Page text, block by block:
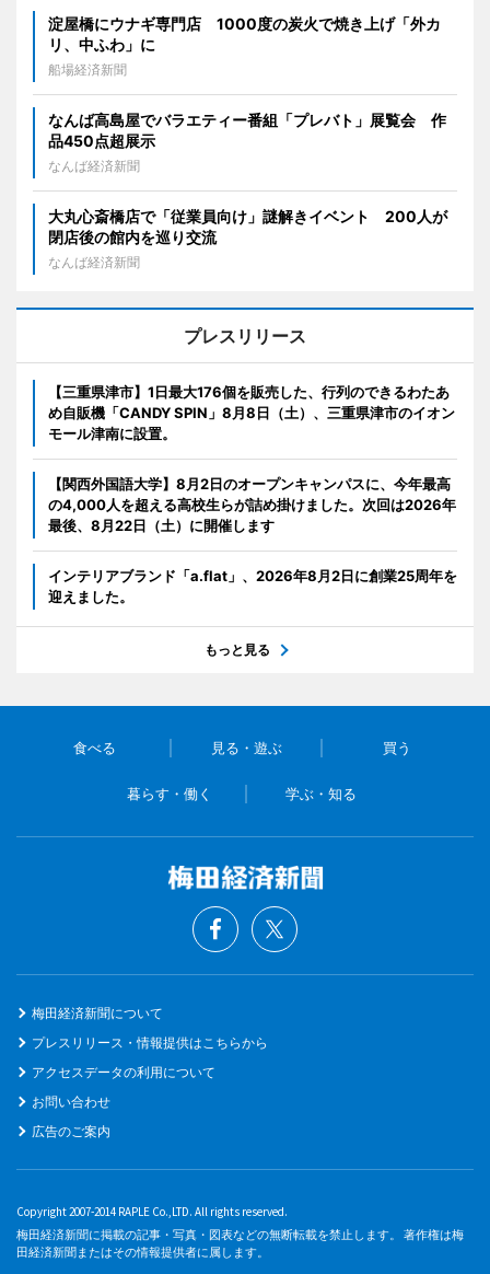
淀屋橋にウナギ専門店 1000度の炭火で焼き上げ「外カ
リ、中ふわ」に
船場経済新聞
なんば高島屋でバラエティー番組「プレバト」展覧会 作
品450点超展示
なんば経済新聞
大丸心斎橋店で「従業員向け」謎解きイベント 200人が
閉店後の館内を巡り交流
なんば経済新聞
プレスリリース
【三重県津市】1日最大176個を販売した、行列のできるわたあ
め自販機「CANDY SPIN」8月8日（土）、三重県津市のイオン
モール津南に設置。
【関西外国語大学】8月2日のオープンキャンパスに、今年最高
の4,000人を超える高校生らが詰め掛けました。次回は2026年
最後、8月22日（土）に開催します
インテリアブランド「a.flat」、2026年8月2日に創業25周年を
迎えました。
もっと見る
食べる 見る・遊ぶ 買う
暮らす・働く 学ぶ・知る
梅田経済新聞について
プレスリリース・情報提供はこちらから
アクセスデータの利用について
お問い合わせ
広告のご案内
Copyright 2007-2014 RAPLE Co.,LTD. All rights reserved.
梅田経済新聞に掲載の記事・写真・図表などの無断転載を禁止します。 著作権は梅
田経済新聞またはその情報提供者に属します。